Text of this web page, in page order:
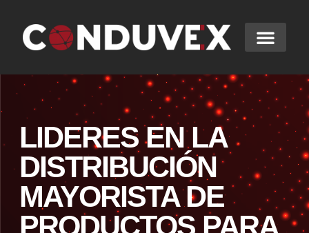
LIDERES EN LA
DISTRIBUCIÓN
MAYORISTA DE
PRODUCTOS PARA